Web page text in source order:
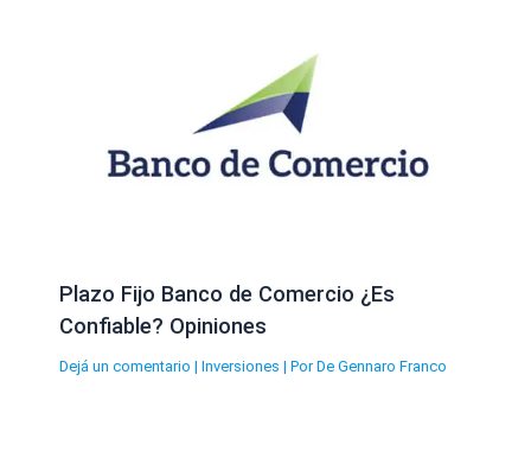
Plazo Fijo Banco de Comercio ¿Es
Confiable? Opiniones
Dejá un comentario | Inversiones | Por De Gennaro Franco